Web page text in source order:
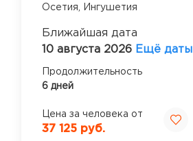
Осетия,
Ингушетия
Ближайшая дата
10 августа 2026 Ещё даты
Продолжительность
6 дней
Цена за человека от
37 125 руб.